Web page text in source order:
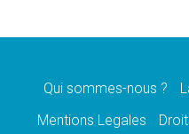
07.08.2026
07.08.2026
lancement
Qui sommes-nous ?
Mentions Legales